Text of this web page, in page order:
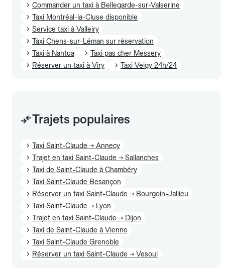
Commander un taxi à Bellegarde-sur-Valserine
Taxi Montréal-la-Cluse disponible
Service taxi à Valleiry
Taxi Chens-sur-Léman sur réservation
Taxi à Nantua
Taxi pas cher Messery
Réserver un taxi à Viry
Taxi Veigy 24h/24
Trajets populaires
Taxi Saint-Claude → Annecy
Trajet en taxi Saint-Claude → Sallanches
Taxi de Saint-Claude à Chambéry
Taxi Saint-Claude Besançon
Réserver un taxi Saint-Claude → Bourgoin-Jallieu
Taxi Saint-Claude → Lyon
Trajet en taxi Saint-Claude → Dijon
Taxi de Saint-Claude à Vienne
Taxi Saint-Claude Grenoble
Réserver un taxi Saint-Claude → Vesoul